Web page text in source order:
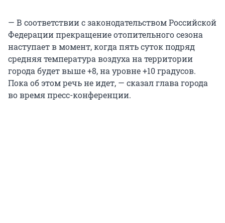
— В соответствии с законодательством Российской
Федерации прекращение отопительного сезона
наступает в момент, когда пять суток подряд
средняя температура воздуха на территории
города будет выше +8, на уровне +10 градусов.
Пока об этом речь не идет, — сказал глава города
во время пресс-конференции.